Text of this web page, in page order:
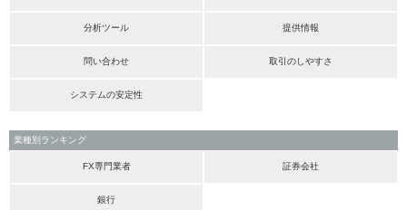
分析ツール 提供情報
問い合わせ 取引のしやすさ
システムの安定性
業種別ランキング
FX専門業者 証券会社
銀行